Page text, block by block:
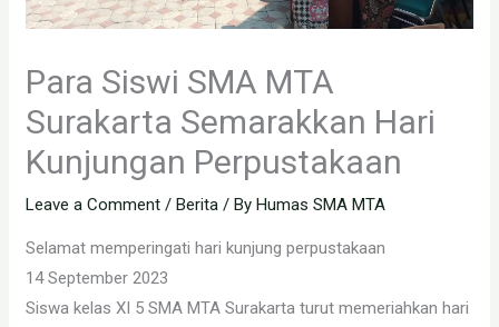
Para Siswi SMA MTA
Surakarta Semarakkan Hari
Kunjungan Perpustakaan
Leave a Comment /Berita / ByHumas SMA MTA
Selamat memperingati hari kunjung perpustakaan
14 September 2023
Siswa kelas XI 5 SMA MTA Surakarta turut memeriahkan hari